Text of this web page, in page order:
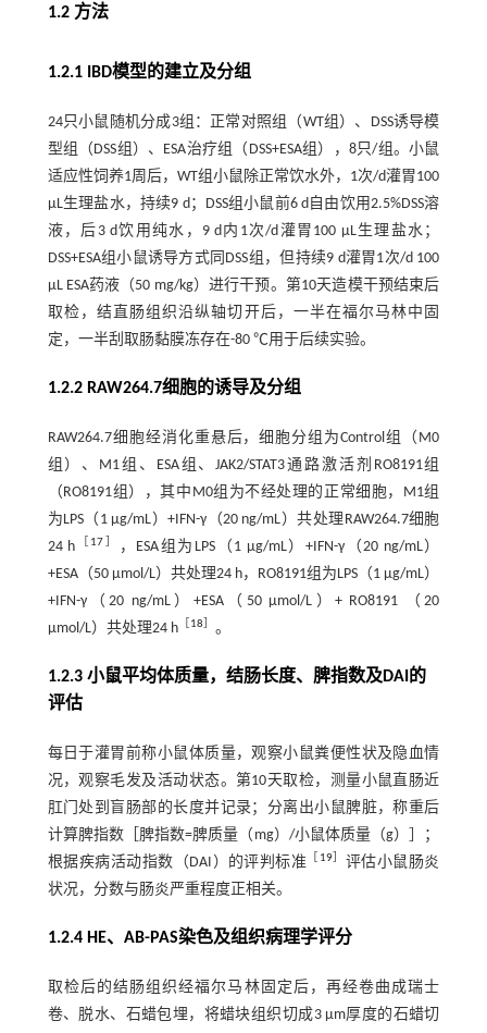
1.2 方法
1.2.1 IBD模型的建立及分组
24只小鼠随机分成3组：正常对照组（WT组）、DSS诱导模
型组（DSS组）、ESA治疗组（DSS+ESA组），8只/组。小鼠
适应性饲养1周后，WT组小鼠除正常饮水外，1次/d灌胃100
μL生理盐水，持续9 d；DSS组小鼠前6 d自由饮用2.5%DSS溶
液，后3 d饮用纯水，9 d内1次/d灌胃100 μL生理盐水；
DSS+ESA组小鼠诱导方式同DSS组，但持续9 d灌胃1次/d 100
μL ESA药液（50 mg/kg）进行干预。第10天造模干预结束后
取检，结直肠组织沿纵轴切开后，一半在福尔马林中固
定，一半刮取肠黏膜冻存在-80 ℃用于后续实验。
1.2.2 RAW264.7细胞的诱导及分组
RAW264.7细胞经消化重悬后，细胞分组为Control组（M0
组）、M1组、ESA组、JAK2/STAT3通路激活剂RO8191组
（RO8191组），其中M0组为不经处理的正常细胞，M1组
为LPS（1 μg/mL）+IFN-γ（20 ng/mL）共处理RAW264.7细胞
24 h
17
，ESA组为LPS（1 μg/mL）+IFN-γ（20 ng/mL）
+ESA（50 μmol/L）共处理24 h，RO8191组为LPS（1 μg/mL）
+IFN-γ（20 ng/mL）+ESA（50 μmol/L）+ RO8191 （20
μmol/L）共处理24 h［ 18 。
1.2.3 小鼠平均体质量，结肠长度、脾指数及DAI的
评估
每日于灌胃前称小鼠体质量，观察小鼠粪便性状及隐血情
况，观察毛发及活动状态。第10天取检，测量小鼠直肠近
肛门处到盲肠部的长度并记录；分离出小鼠脾脏，称重后
计算脾指数［脾指数=脾质量（mg）/小鼠体质量（g）］；
根据疾病活动指数（DAI）的评判标准
19］ 评估小鼠肠炎
状况，分数与肠炎严重程度正相关。
1.2.4 HE、AB-PAS染色及组织病理学评分
取检后的结肠组织经福尔马林固定后，再经卷曲成瑞士
卷、脱水、石蜡包埋，将蜡块组织切成3 μm厚度的石蜡切